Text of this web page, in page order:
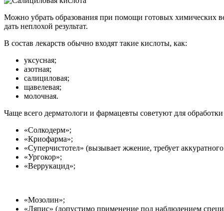
Можно убрать образования при помощи готовых химических
дать неплохой результат.
В состав лекарств обычно входят такие кислоты, как:
уксусная;
азотная;
салициловая;
щавелевая;
молочная.
Чаще всего дерматологи и фармацевты советуют для
«Солкодерм»;
«Криофарма»;
«Суперчистотел» (вызывает жжение, требует
«Ургокор»;
«Веррукацид»;
«Мозолин»;
«Ляпис» (допустимо применение под наблюдением